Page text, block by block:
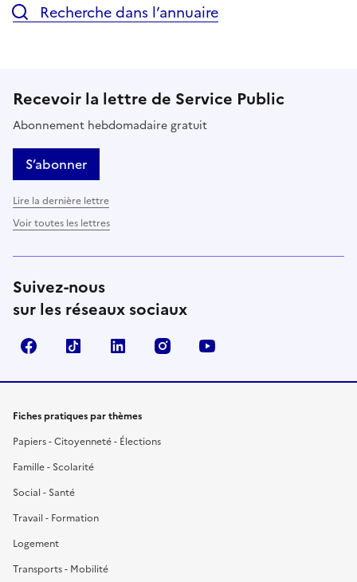
Recherche dans l’annuaire
Recevoir la lettre de Service Public
Abonnement hebdomadaire gratuit
S’abonner
Lire la dernière lettre
Voir toutes les lettres
Suivez-nous
sur les réseaux sociaux
FacebookTikTok LinkedIn Instagram
Fiches pratiques par thèmes
Papiers - Citoyenneté - Élections
Famille - Scolarité
Social - Santé
Travail - Formation
Logement
Transports - Mobilité